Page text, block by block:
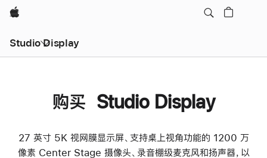
Apple
Studio Display
购买 Studio Display
27 英寸 5K 视网膜显示屏、支持桌上视角功能的 1200 万
像素 Center Stage 摄像头、录音棚级麦克风和扬声器，以